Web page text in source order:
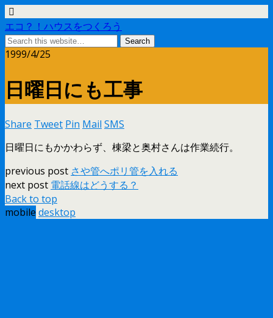
エコ？！ハウスをつくろう
1999/4/25
日曜日にも工事
Share Tweet Pin Mail SMS
日曜日にもかかわらず、棟梁と奥村さんは作業続行。
previous post さや管へポリ管を入れる
next post 電話線はどうする？
Back to top
mobile desktop